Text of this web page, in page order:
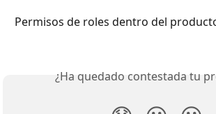
Permisos de roles dentro del
¿Ha quedado contestada tu